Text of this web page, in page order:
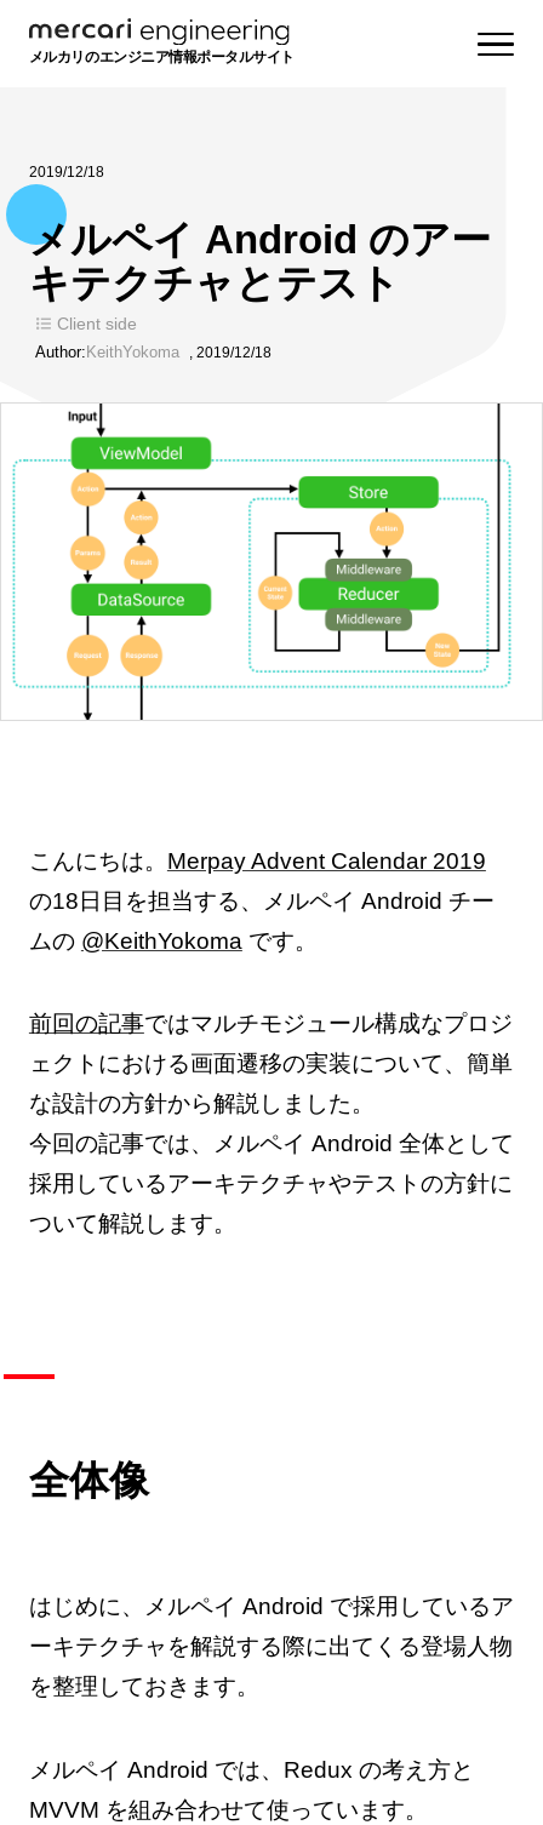
メルカリのエンジニア情報ポータルサイト
2019/12/18
メルペイ Android のアー
キテクチャとテスト
Client side
Author: KeithYokoma , 2019/12/18
こんにちは。 Merpay Advent Calendar 2019
の18日目を担当する、メルペイ Android チー
ムの @KeithYokoma です。
前回の記事ではマルチモジュール構成なプロジ
ェクトにおける画面遷移の実装について、簡単
な設計の方針から解説しました。
今回の記事では、メルペイ Android 全体として
採用しているアーキテクチャやテストの方針に
ついて解説します。
全体像
はじめに、メルペイ Android で採用しているア
ーキテクチャを解説する際に出てくる登場人物
を整理しておきます。
メルペイ Android では、Redux の考え方と
MVVM を組み合わせて使っています。